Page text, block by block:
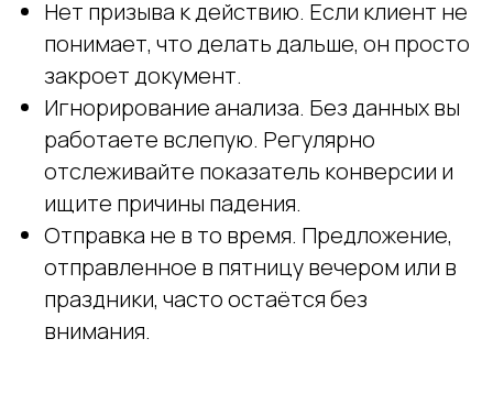
Нет призыва к действию. Если клиент не
понимает, что делать дальше, он просто
закроет документ.
Игнорирование анализа. Без данных вы
работаете вслепую. Регулярно
отслеживайте показатель конверсии и
ищите причины падения.
Отправка не в то время. Предложение,
отправленное в пятницу вечером или в
праздники, часто остаётся без
внимания.